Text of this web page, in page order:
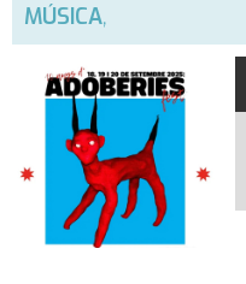
MÚSICA,